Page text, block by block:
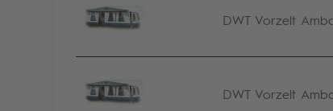
DWT Vorzelt
DWT Vorzelt